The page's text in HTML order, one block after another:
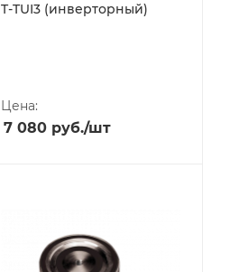
T-TUI3 (инверторный)
Цена:
7 080руб./шт